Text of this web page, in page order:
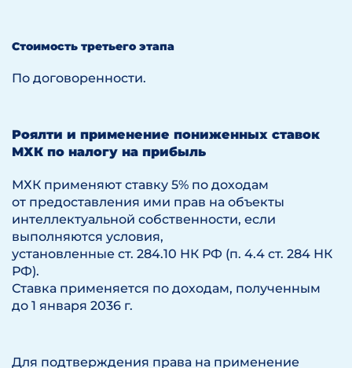
Стоимость третьего этапа
По договоренности.
Роялти и применение пониженных ставок
МХК по налогу на прибыль
МХК применяют ставку 5% по доходам
от предоставления ими прав на объекты
интеллектуальной собственности, если
выполняются условия,
установленные ст. 284.10 НК РФ (п. 4.4 ст. 284 НК
РФ).
Ставка применяется по доходам, полученным
до 1 января 2036 г.
Для подтверждения права на применение